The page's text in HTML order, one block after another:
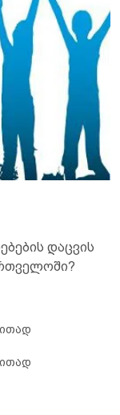
დაცვის